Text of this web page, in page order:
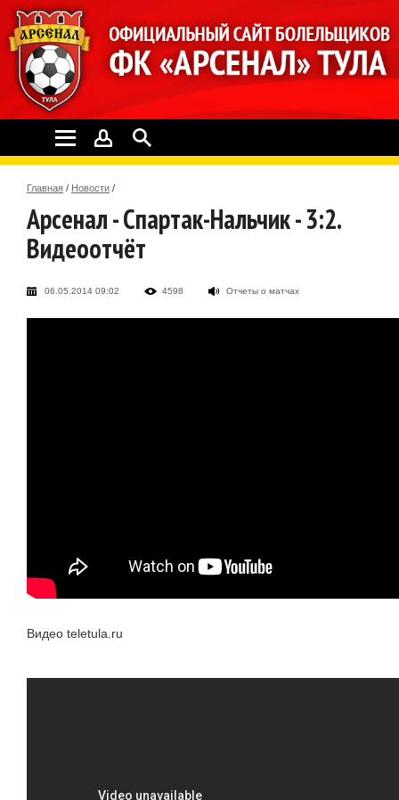
Главная / Новости /
Арсенал - Спартак-Нальчик - 3:2.
Видеоотчёт
06.05.2014 09:02 4598 Отчеты о матчах
Видео teletula.ru